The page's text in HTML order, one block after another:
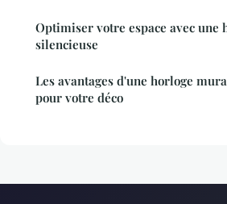
Optimiser votre espace avec une
silencieuse
Les avantages d'une horloge
pour votre déco